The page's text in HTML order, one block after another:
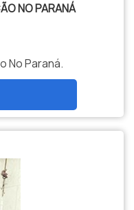
NO PARANÁ
No Paraná.